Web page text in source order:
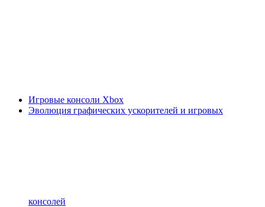
Игровые консоли Xbox
Эволюция графических ускорителей и игровых
консолей